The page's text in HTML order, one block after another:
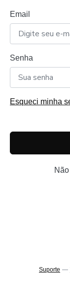
Email
Senha
Esqueci minha
Suporte —